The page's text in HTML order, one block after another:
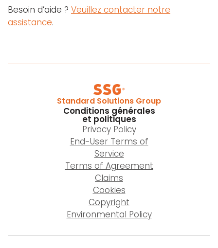
Besoin d’aide ? Veuillez contacter notre
assistance.
Standard Solutions Group
Conditions générales
et politiques
Privacy Policy
End-User Terms of
Service
Terms of Agreement
Claims
Cookies
Copyright
Environmental Policy